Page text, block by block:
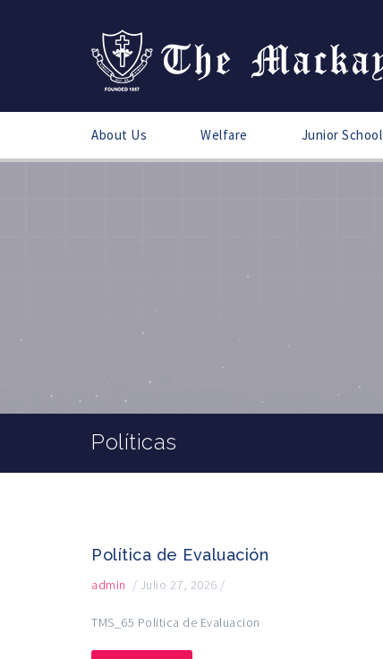
About Us Welfare Junior School
Políticas
Política de Evaluación
admin / Julio 27, 2026 /
TMS_65 Politica de Evaluacion